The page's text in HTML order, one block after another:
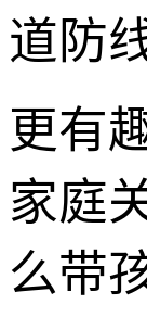
道防
更有
家庭
么带